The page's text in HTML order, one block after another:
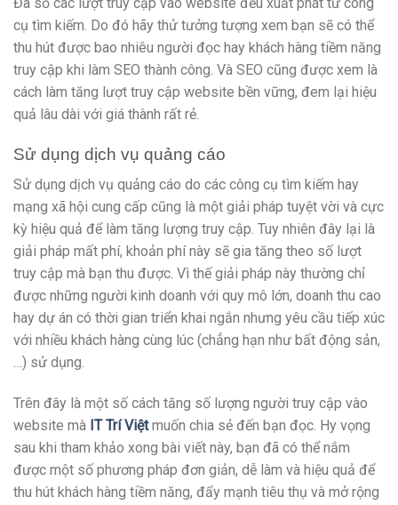
cụ tìm kiếm. Do đó hãy thử tưởng tượng xem bạn sẽ có thể
thu hút được bao nhiêu người đọc hay khách hàng tiềm năng
truy cập khi làm SEO thành công. Và SEO cũng được xem là
cách làm tăng lượt truy cập website bền vững, đem lại hiệu
quả lâu dài với giá thành rất rẻ.
Sử dụng dịch vụ quảng cáo
Sử dụng dịch vụ quảng cáo do các công cụ tìm kiếm hay
mạng xã hội cung cấp cũng là một giải pháp tuyệt vời và cực
kỳ hiệu quả để làm tăng lượng truy cập. Tuy nhiên đây lại là
giải pháp mất phí, khoản phí này sẽ gia tăng theo số lượt
truy cập mà bạn thu được. Vì thế giải pháp này thường chỉ
được những người kinh doanh với quy mô lớn, doanh thu cao
hay dự án có thời gian triển khai ngắn nhưng yêu cầu tiếp xúc
với nhiều khách hàng cùng lúc (chẳng hạn như bất động sản,
…) sử dụng.
Trên đây là một số cách tăng số lượng người truy cập vào
website mà IT Trí Việtmuốn chia sẻ đến bạn đọc. Hy vọng
sau khi tham khảo xong bài viết này, bạn đã có thể nắm
được một số phương pháp đơn giản, dễ làm và hiệu quả để
thu hút khách hàng tiềm năng, đẩy mạnh tiêu thụ và mở rộng